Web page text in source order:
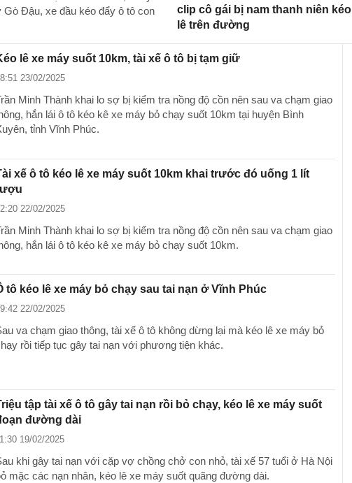
Đậu, xe đầu kéo đẩy ô tô con
clip cô gái bị nam thanh niên kéo
lê trên đường
lê xe máy suốt 10km, tài xế ô tô bị tạm giữ
23/02/2025
Minh Thành khai lo sợ bị kiểm tra nồng độ cồn nên sau va chạm giao
hắn lái ô tô kéo kê xe máy bỏ chạy suốt 10km tại huyện Bình
tỉnh Vĩnh Phúc.
xế ô tô kéo lê xe máy suốt 10km khai trước đó uống 1 lít
22/02/2025
Minh Thành khai lo sợ bị kiểm tra nồng độ cồn nên sau va chạm giao
hắn lái ô tô kéo kê xe máy bỏ chạy suốt 10km.
tô kéo lê xe máy bỏ chạy sau tai nạn ở Vĩnh Phúc
22/02/2025
va chạm giao thông, tài xế ô tô không dừng lại mà kéo lê xe máy bỏ
rồi tiếp tục gây tai nạn với phương tiện khác.
tập tài xế ô tô gây tai nạn rồi bỏ chạy, kéo lê xe máy suốt
đường dài
19/02/2025
khi gây tai nạn với cặp vợ chồng chở con nhỏ, tài xế 57 tuổi ở Hà Nội
mặc các nạn nhân, kéo lê xe máy suốt quãng đường dài.